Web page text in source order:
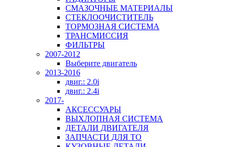
СМАЗОЧНЫЕ МАТЕРИАЛЫ
СТЕКЛООЧИСТИТЕЛЬ
ТОРМОЗНАЯ СИСТЕМА
ТРАНСМИССИЯ
ФИЛЬТРЫ
2007-2012
Выберите двигатель
2013-2016
двиг.: 2.0i
двиг.: 2.4i
2017-
АКСЕССУАРЫ
ВЫХЛОПНАЯ СИСТЕМА
ДЕТАЛИ ДВИГАТЕЛЯ
ЗАПЧАСТИ ДЛЯ ТО